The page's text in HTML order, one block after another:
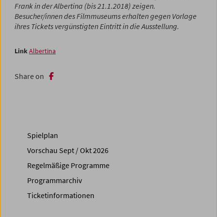
Frank in der Albertina (bis 21.1.2018) zeigen.
Besucher/innen des Filmmuseums erhalten gegen Vorlage
ihres Tickets vergünstigten Eintritt in die Ausstellung.
LinkAlbertina
Share on
Spielplan
Vorschau Sept / Okt 2026
Regelmäßige Programme
Programmarchiv
Ticketinformationen